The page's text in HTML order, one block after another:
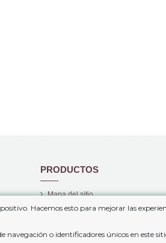
PRODUCTOS
Mapa del sitio
Nuevos Productos
Hacemos esto para mejorar las
navegación o identificadores únicos en este